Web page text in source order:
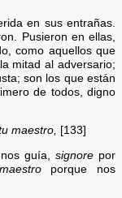
en sus entrañas.
Pusieron en ellas,
como aquellos que
mitad al adversario;
son los que están
de todos, digno
maestro, [133]
guía, signore por
maestro porque nos